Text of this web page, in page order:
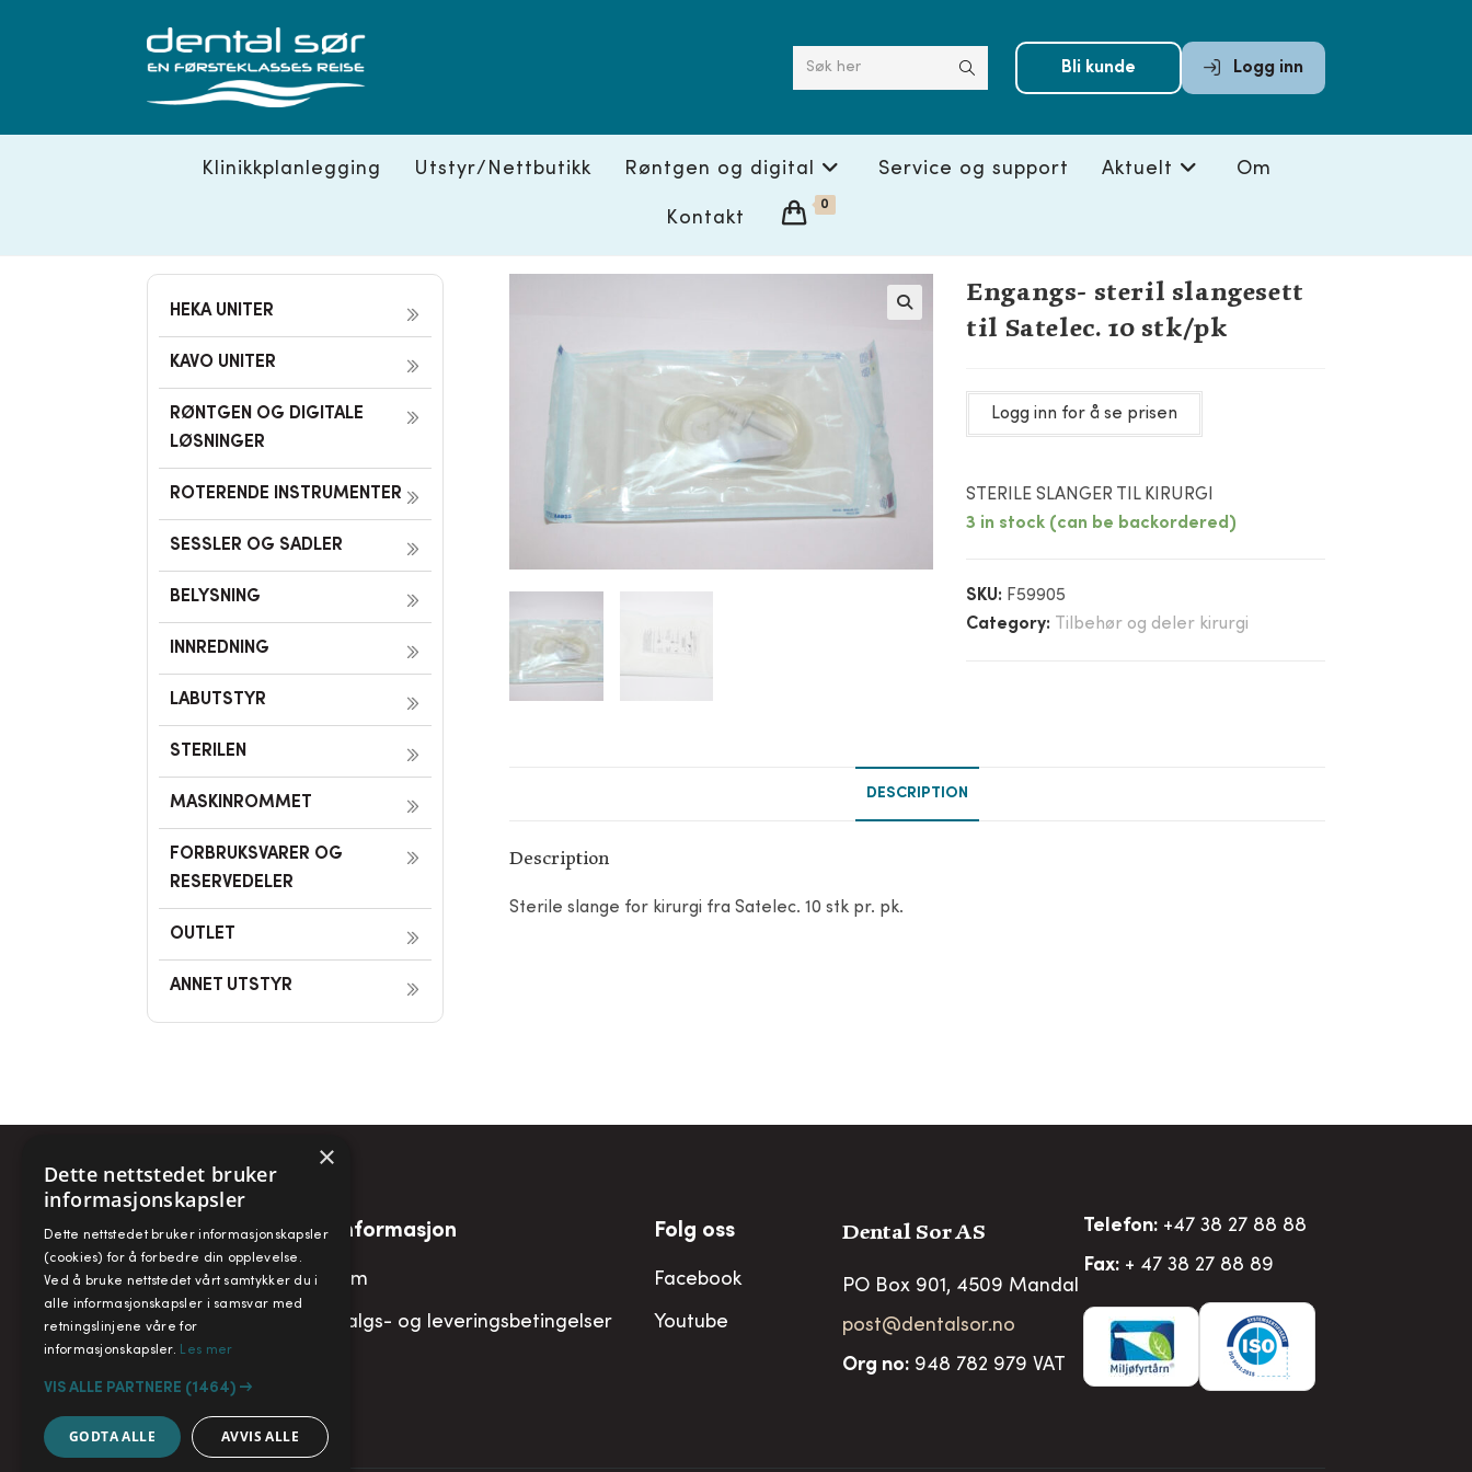
Søk her Bli kunde Logg inn
Klinikkplanlegging Utstyr/Nettbutikk Røntgen og digital Service og support Aktuelt Om
Kontakt
0
HEKA UNITER
KAVO UNITER
RØNTGEN OG DIGITALE
LØSNINGER
ROTERENDE INSTRUMENTER
SESSLER OG SADLER
BELYSNING
INNREDNING
LABUTSTYR
STERILEN
MASKINROMMET
FORBRUKSVARER OG
RESERVEDELER
OUTLET
ANNET UTSTYR
Engangs- steril slangesett
til Satelec. 10 stk/pk
Logg inn for å se prisen
STERILE SLANGER TIL KIRURGI
3 in stock (can be backordered)
SKU: F59905
Category:
Tilbehør og deler kirurgi
DESCRIPTION
Description
Sterile slange for kirurgi fra Satelec. 10 stk pr. pk.
Snarveier
Min konto
Handlekurv
Informasjon
Om
Salgs- og leveringsbetingelser
Folg oss
Facebook
Youtube
Dental Sor AS
PO Box 901, 4509 Mandal
post@dentalsor.no
Org no:948 782 979 VAT
Telefon: +47 38 27 88 88
Fax: + 47 38 27 88 89
×
Dette nettstedet bruker
informasjonskapsler
Dette nettstedet bruker informasjonskapsler
(cookies) for å forbedre din opplevelse.
Ved å bruke nettstedet vårt samtykker du i
alle informasjonskapsler i samsvar med
retningslinjene våre for
informasjonskapsler. Les mer
VIS ALLE PARTNERE (1464) →
GODTA ALLE AVVIS ALLE